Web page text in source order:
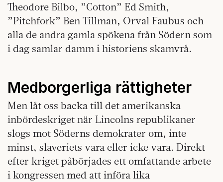
Theodore Bilbo, ”Cotton” Ed Smith,
”Pitchfork” Ben Tillman, Orval Faubus och
alla de andra gamla spökena från Södern som
i dag samlar damm i historiens skamvrå.
Medborgerliga rättigheter
Men låt oss backa till det amerikanska
inbördeskriget när Lincolns republikaner
slogs mot Söderns demokrater om, inte
minst, slaveriets vara eller icke vara. Direkt
efter kriget påbörjades ett omfattande arbete
i kongressen med att införa lika